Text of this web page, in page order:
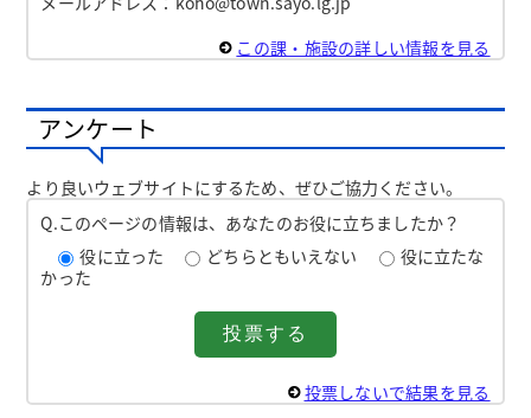
この課・施設の詳しい情報を見る
アンケート
より良いウェブサイトにするため、ぜひご協力ください。
Q.このページの情報は、あなたのお役に立ちましたか？
役に立った
どちらともいえない
役に立たな
かった
投票しないで結果を見る